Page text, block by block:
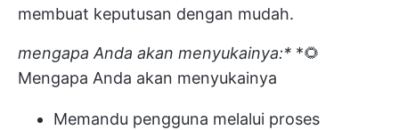
membuat keputusan dengan mudah.
mengapa Anda akan menyukainya:* *🌻
Mengapa Anda akan menyukainya
Memandu pengguna melalui proses